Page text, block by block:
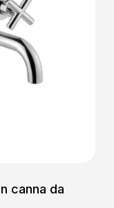
canna da